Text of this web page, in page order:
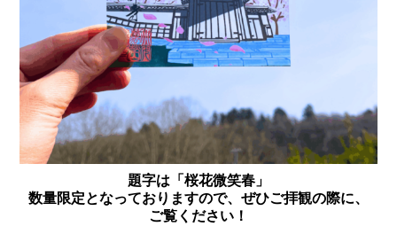
題字は「桜花微笑春」
数量限定となっておりますので、ぜひご拝観の際に、
ご覧ください！